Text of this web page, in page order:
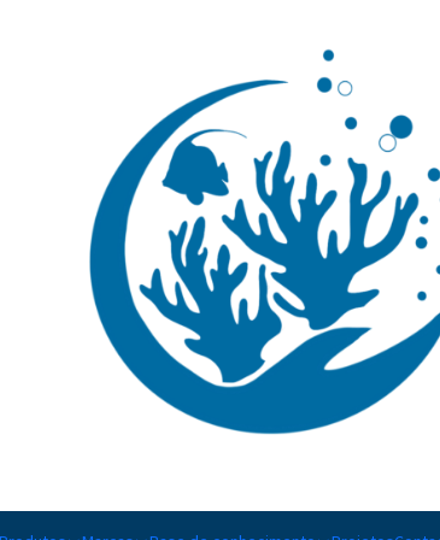
Adicionar à
Mostrar stock
PARTILHAR ESTE